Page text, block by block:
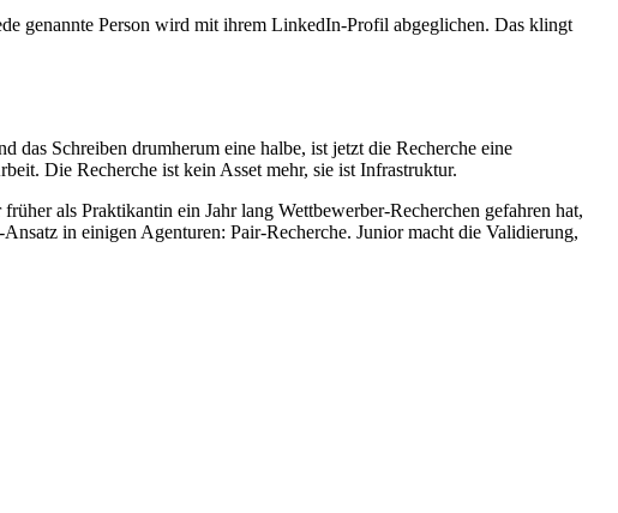
genannte Person wird mit ihrem LinkedIn-Profil abgeglichen. Das klingt
Schreiben drumherum eine halbe, ist jetzt die Recherche eine
Die Recherche ist kein Asset mehr, sie ist Infrastruktur.
als Praktikantin ein Jahr lang Wettbewerber-Recherchen gefahren hat,
in einigen Agenturen: Pair-Recherche. Junior macht die Validierung,